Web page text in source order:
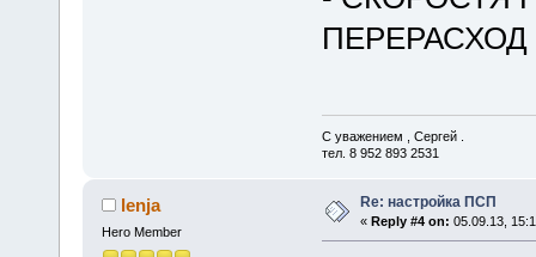
ПЕРЕРАСХОД
С уважением , Сергей .
тел. 8 952 893 2531
lenja
Hero Member
Re: настройка ПСП
« Reply #4 on: 05.09.13,